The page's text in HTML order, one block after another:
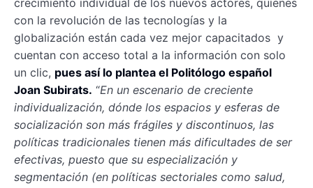
crecimiento individual de los nuevos actores, quienes
con la revolución de las tecnologías y la
globalización están cada vez mejor capacitados y
cuentan con acceso total a la información con solo
un clic, pues así lo plantea el Politólogo español
Joan Subirats. “En un escenario de creciente
individualización, dónde los espacios y esferas de
socialización son más frágiles y discontinuos, las
políticas tradicionales tienen más dificultades de ser
efectivas, puesto que su especialización y
segmentación (en políticas sectoriales como salud,